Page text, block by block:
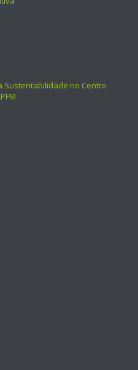
Sustentabilidade no Centro